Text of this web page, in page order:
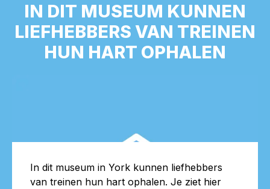
IN DIT MUSEUM KUNNEN
LIEFHEBBERS VAN TREINEN
HUN HART OPHALEN
In dit museum in York kunnen liefhebbers
van treinen hun hart ophalen. Je ziet hier